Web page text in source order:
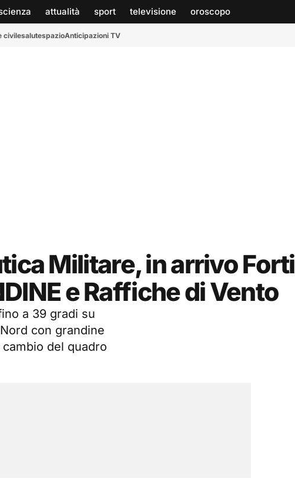
attualità sport televisione oroscopo
civilesalutespazioAnticipazioni TV
Militare, in arrivo Forti
e Raffiche di Vento
a 39 gradi su
con grandine
del quadro